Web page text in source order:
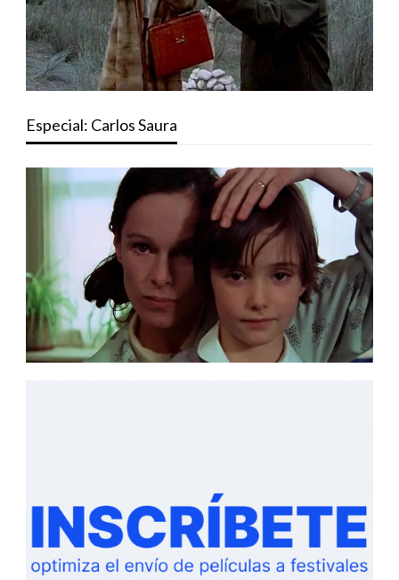
Especial: Carlos Saura